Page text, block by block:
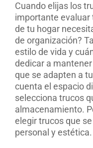
Cuando elijas los
importante evaluar
de tu hogar
de organización?
estilo de vida y
dedicar a
que se adapten a
cuenta el espacio
selecciona trucos
almacenamiento.
elegir trucos que
personal y estética.